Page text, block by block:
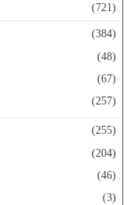
(721)
(384)
(48)
(67)
(257)
(255)
(204)
(46)
(3)